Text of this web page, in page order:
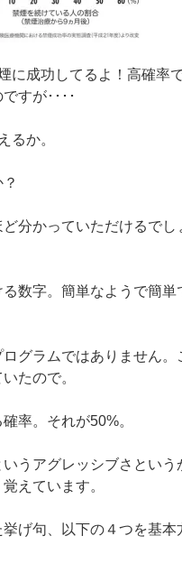
に成功してるよ！高確率
すが････
るか。
分かっていただけるで
数字。簡単なようで簡
グラムではありません
たので。
率。それが50%。
うアグレッシブさとい
えています。
げ句、以下の４つを基